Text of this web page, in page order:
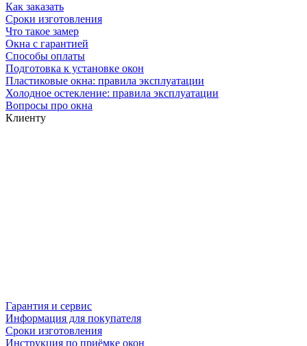
Как заказать
Сроки изготовления
Что такое замер
Окна с гарантией
Способы оплаты
Подготовка к установке окон
Пластиковые окна: правила эксплуатации
Холодное остекление: правила эксплуатации
Вопросы про окна
Клиенту
Гарантия и сервис
Информация для покупателя
Сроки изготовления
Инструкция по приёмке окон